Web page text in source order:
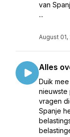
van
...
August 01,
Alles
Duik
vragen
Spanje